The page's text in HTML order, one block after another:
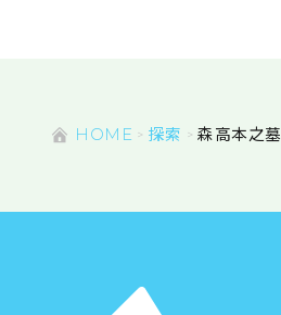
HOME 探索 森高本之墓